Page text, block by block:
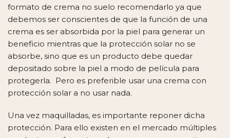
formato de crema no suelo recomendarlo ya que
debemos ser conscientes de que la función de una
crema es ser absorbida por la piel para generar un
beneficio mientras que la protección solar no se
absorbe, sino que es un producto debe quedar
depositado sobre la piel a modo de película para
protegerla. Pero es preferible usar una crema con
protección solar a no usar nada.
Una vez maquilladas, es importante reponer dicha
protección. Para ello existen en el mercado múltiples